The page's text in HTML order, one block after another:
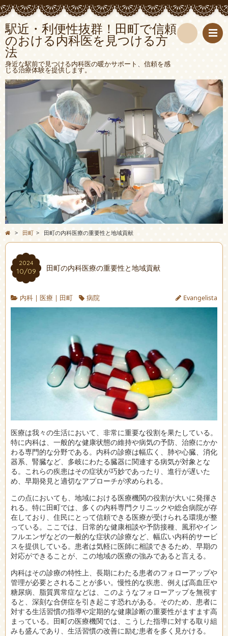
駅近・利便性抜群！田町で信頼
のおける内科医を見つける方
法
身近な駅前で見つける内科医の暖かサポート、信頼を感
じる治療体験を提供します。
> 田町 > 田町の内科医療の重要性と地域貢献
2024
10/09 田町の内科医療の重要性と地域貢献
内科| 医療 | 田町 病院 Evangelista
医療は我々の生活において、非常に重要な役割を果たしている。
特に内科は、一般的な健康状態の維持や病気の予防、治療にかか
わる専門的な分野である。内科の診療は幅広く、肺や心臓、消化
器系、腎臓など、多岐にわたる臓器に関連する病気が対象とな
る。これらの疾患はその症状が巧妙であったり、進行が遅いた
め、早期発見と適切なアプローチが求められる。
この点においても、地域における医療機関の役割が大いに発揮さ
れる。特に田町では、多くの内科専門クリニックや総合病院が存
在しており、住民にとって信頼できる医療が受けられる環境が整
っている。ここでは、日常的な健康相談や予防接種、風邪やイン
フルエンザなどの一般的な症状の診療など、幅広い内科的サービ
スを提供している。患者は気軽に医師に相談できるため、早期の
対応ができることが、この地域の医療の強みであると言える。
内科はその診療の特性上、長期にわたる患者のフォローアップや
管理が必要とされることが多い。慢性的な疾患、例えば高血圧や
糖尿病、脂質異常症などは、このようなフォローアップを無視す
ると、深刻な合併症を引き起こす恐れがある。そのため、患者に
対する生活習慣の指導や定期的な健康診断の重要性がますます高
まっている。田町の医療機関では、こうした指導に対する取り組
みも盛んであり、生活習慣の改善に励む患者を多く見かける。